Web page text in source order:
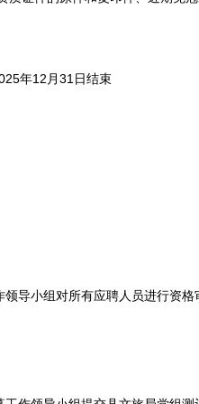
年12月31日结束
小组对所有应聘人员进行资格